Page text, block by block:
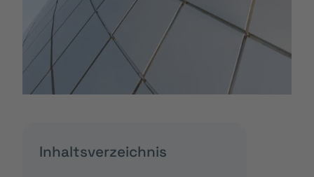
Inhaltsverzeichnis